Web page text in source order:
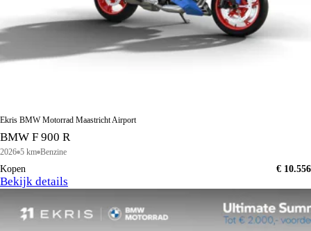
Ekris BMW Motorrad Maastricht Airport
BMW F 900 R
2026 5 km Benzine
Kopen € 10.556
Bekijk details